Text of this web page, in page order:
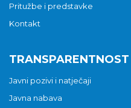
Pritužbe i predstavke
Kontakt
TRANSPARENTNOST
Javni pozivi i natječaji
Javna nabava